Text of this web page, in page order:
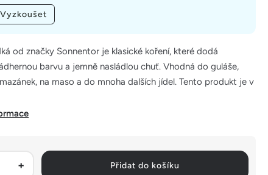
Přidat do košíku
od značky Sonnentor je klasické koření, které dodá
barvu a jemně nasládlou chuť. Vhodná do guláše,
na maso a do mnoha dalších jídel. Tento produkt je v
Vyzkoušet